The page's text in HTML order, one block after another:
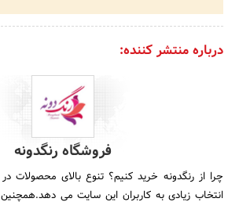
درباره منتشر کننده:
فروشگاه رنگدونه
چرا از رنگدونه خرید کنیم؟ تنوع بالای محصولات
انتخاب زیادی به کاربران این سایت می